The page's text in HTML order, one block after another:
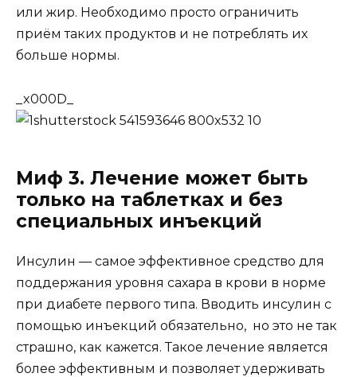
или жир. Необходимо просто ограничить
приём таких продуктов и не потреблять их
больше нормы.
_x000D_
Миф 3. Лечение может быть
только на таблетках и без
специальных инъекций
Инсулин — самое эффективное средство для
поддержания уровня сахара в крови в норме
при диабете первого типа. Вводить инсулин с
помощью инъекций обязательно, но это не так
страшно, как кажется. Такое лечение является
более эффективным и позволяет удерживать